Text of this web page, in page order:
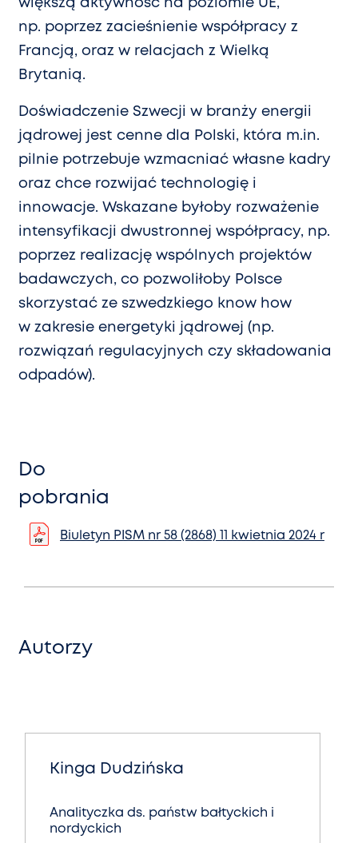
większą aktywność na poziomie UE,
np. poprzez zacieśnienie współpracy z
Francją, oraz w relacjach z Wielką
Brytanią.
Doświadczenie Szwecji w branży energii
jądrowej jest cenne dla Polski, która m.in.
pilnie potrzebuje wzmacniać własne kadry
oraz chce rozwijać technologię i
innowacje. Wskazane byłoby rozważenie
intensyfikacji dwustronnej współpracy, np.
poprzez realizację wspólnych projektów
badawczych, co pozwoliłoby Polsce
skorzystać ze szwedzkiego know how
w zakresie energetyki jądrowej (np.
rozwiązań regulacyjnych czy składowania
odpadów).
Do
pobrania
Biuletyn PISM nr 58 (2868) 11 kwietnia 2024 r
Autorzy
Kinga Dudzińska
Analityczka ds. państw bałtyckich i
nordyckich